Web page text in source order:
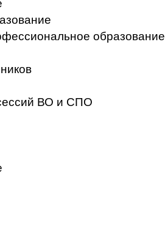
образование
ВО и СПО